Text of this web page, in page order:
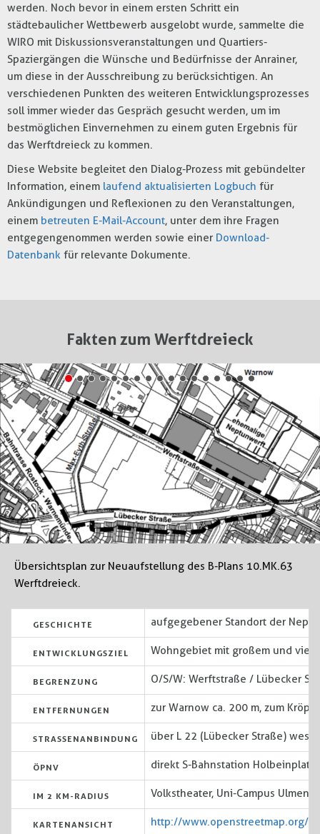
werden. Noch bevor in einem ersten Schritt ein
städtebaulicher Wettbewerb ausgelobt wurde, sammelte die
WIRO mit Diskussionsveranstaltungen und Quartiers-
Spaziergängen die Wünsche und Bedürfnisse der Anrainer,
um diese in der Ausschreibung zu berücksichtigen. An
verschiedenen Punkten des weiteren Entwicklungsprozesses
soll immer wieder das Gespräch gesucht werden, um im
bestmöglichen Einvernehmen zu einem guten Ergebnis für
das Werftdreieck zu kommen.
Diese Website begleitet den Dialog-Prozess mit gebündelter
Information, einem laufend aktualisierten Logbuch für
Ankündigungen und Reflexionen zu den Veranstaltungen,
einem betreuten E-Mail-Account, unter dem ihre Fragen
entgegengenommen werden sowie einer Download-
Datenbank für relevante Dokumente.
Fakten zum Werftdreieck
Übersichtsplan zur Neuaufstellung des B-Plans 10.MK.63
Werftdreieck.
GESCHICHTE aufgegebener Standort der
ENTWICKLUNGSZIEL Wohngebiet mit großem und
BEGRENZUNG O/S/W: Werftstraße / Lübecker
ENTFERNUNGEN zur Warnow ca. 200 m, zum
STRASSENANBINDUNG über L 22 (Lübecker Straße)
ÖPNV direkt S-Bahnstation Holbeinplatz
IM 2 KM-RADIUS Volkstheater, Uni-Campus
KARTENANSICHT http://www.openstreetmap.org/